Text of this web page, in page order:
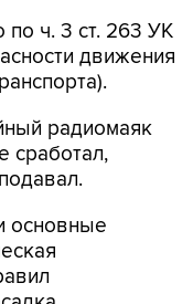
по ч. 3 ст. 263 УК
движения
радиомаяк
сработал,
основные